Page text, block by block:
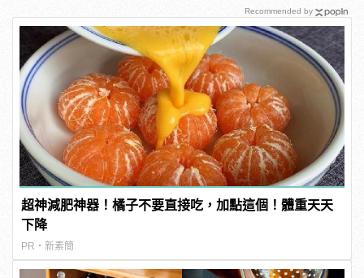
超神減肥神器！橘子不要直接吃，加點這個！體重天天
下降
PR・新素簡
Recommended by